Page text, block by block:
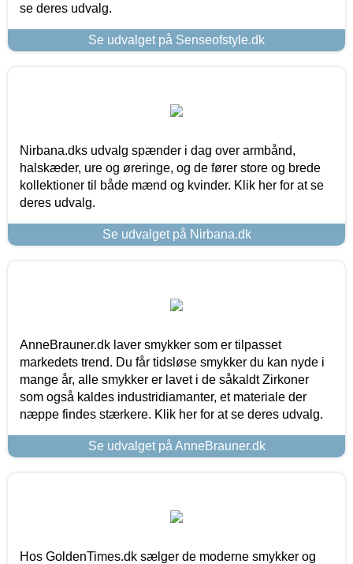
se deres udvalg.
Se udvalget på Senseofstyle.dk
Nirbana.dks udvalg spænder i dag over armbånd,
halskæder, ure og øreringe, og de fører store og brede
kollektioner til både mænd og kvinder. Klik her for at se
deres udvalg.
Se udvalget på Nirbana.dk
AnneBrauner.dk laver smykker som er tilpasset
markedets trend. Du får tidsløse smykker du kan nyde i
mange år, alle smykker er lavet i de såkaldt Zirkoner
som også kaldes industridiamanter, et materiale der
næppe findes stærkere. Klik her for at se deres udvalg.
Se udvalget på AnneBrauner.dk
Hos GoldenTimes.dk sælger de moderne smykker og